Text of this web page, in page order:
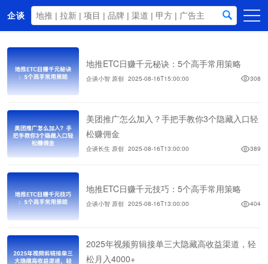
企谈
商务资源
资讯动态
关于我们
地推ETC日赚千元秘诀：5个高手常用策略
企谈小智 原创 2025-08-16T15:00:00 308
美团推广怎么加入？手把手教你3个隐藏入口轻
松赚佣金
企谈长生 原创 2025-08-16T13:00:00 389
地推ETC日赚千元技巧：5个高手常用策略
企谈小智 原创 2025-08-16T13:00:00 404
2025年视频剪辑接单三大隐藏高收益渠道，轻
松月入4000+